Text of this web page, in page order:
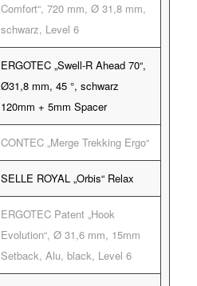
Comfort“, 720 mm, Ø 31,8 mm,
schwarz, Level 6
ERGOTEC „Swell-R Ahead 70“,
Ø31,8 mm, 45 °, schwarz
120mm + 5mm Spacer
CONTEC „Merge Trekking Ergo“
SELLE ROYAL „Orbis“ Relax
ERGOTEC Patent „Hook
Evolution“, Ø 31,6 mm, 15mm
Setback, Alu, black, Level 6